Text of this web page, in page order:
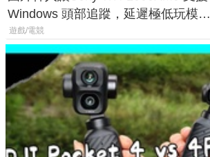
Windows 頭部追蹤，延遲極低玩模擬
飛行超有感
遊戲/電競